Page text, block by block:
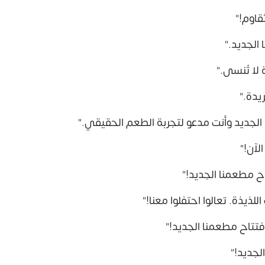
لا تُنسى."
وأنت مدعو لتجربة الطعم الحقيقي."
مطعمنا الجديد!"
تعالوا احتفلوا معنا!"
مطعمنا الجديد!"